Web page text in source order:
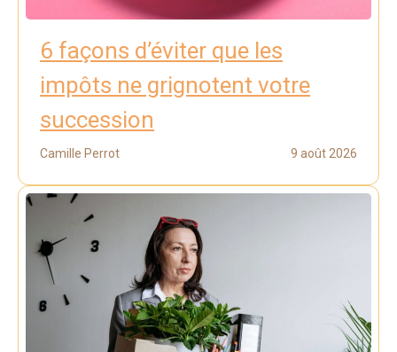
6 façons d’éviter que les
impôts ne grignotent votre
succession
Camille Perrot 9 août 2026